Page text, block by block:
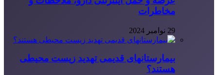
مخاطرات
29 نوامبر 2024
بیمارستانهای قدیمی تهدید زیست محیطی
هستند؟